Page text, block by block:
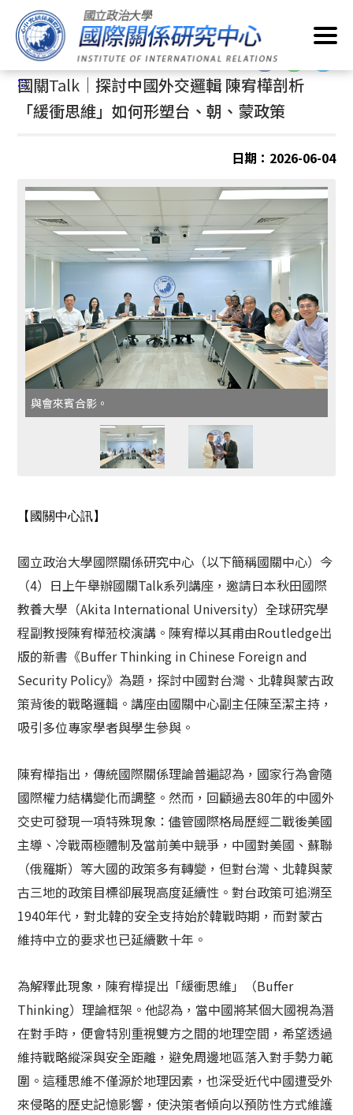
到
主
要
內
首頁/ 最新消息/國關Talk
:::
:::
國關Talk｜ 探討中國外交邏輯 陳宥樺剖析
「緩衝思維」如何形塑台、朝、蒙政策
日期：2026-06-04
與會來賓合影。
【國關中心訊】
國立政治大學國際關係研究中心（以下簡稱國關中心）今
（4）日上午舉辦國關Talk系列講座，邀請日本秋田國際
教養大學（Akita International University）全球研究學
程副教授陳宥樺蒞校演講。陳宥樺以其甫由Routledge出
版的新書《Buffer Thinking in Chinese Foreign and
Security Policy》為題，探討中國對台灣、北韓與蒙古政
策背後的戰略邏輯。講座由國關中心副主任陳至潔主持，
吸引多位專家學者與學生參與。
陳宥樺指出，傳統國際關係理論普遍認為，國家行為會隨
國際權力結構變化而調整。然而，回顧過去80年的中國外
交史可發現一項特殊現象：儘管國際格局歷經二戰後美國
主導、冷戰兩極體制及當前美中競爭，中國對美國、蘇聯
（俄羅斯）等大國的政策多有轉變，但對台灣、北韓與蒙
古三地的政策目標卻展現高度延續性。對台政策可追溯至
1940年代，對北韓的安全支持始於韓戰時期，而對蒙古
維持中立的要求也已延續數十年。
為解釋此現象，陳宥樺提出「緩衝思維」（Buffer
Thinking）理論框架。他認為，當中國將某個大國視為潛
在對手時，便會特別重視雙方之間的地理空間，希望透過
維持戰略縱深與安全距離，避免周邊地區落入對手勢力範
圍。這種思維不僅源於地理因素，也深受近代中國遭受外
來侵略的歷史記憶影響，使決策者傾向以預防性方式維護